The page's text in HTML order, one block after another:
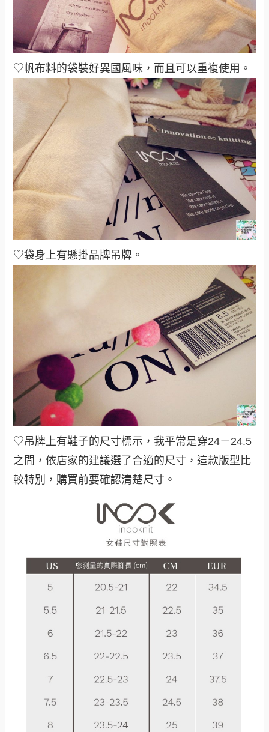
♡帆布料的袋裝好異國風味，而且可以重複使用 。
♡袋身上有懸掛品牌吊牌 。
♡吊牌上有鞋子的尺寸標示，我平常是穿24－24.5
之間，依店家的建議選了合適的尺寸，這款版型比
較特別，購買前要確認清楚尺寸。